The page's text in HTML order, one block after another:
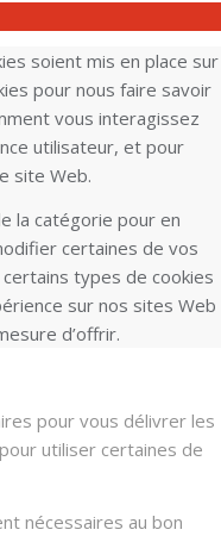
soient mis en place sur
pour nous faire savoir
vous interagissez
utilisateur, et pour
site Web.
la catégorie pour en
certaines de vos
types de cookies
sur nos sites Web
d’offrir.
pour vous délivrer les
utiliser certaines de
nécessaires au bon